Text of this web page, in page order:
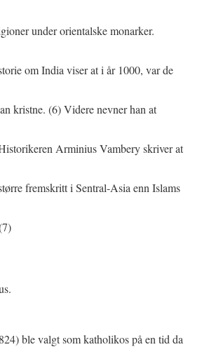
under orientalske monarker.
om India viser at i år 1000, var de
kristne. (6) Videre nevner han at
Arminius Vambery skriver at
fremskritt i Sentral-Asia enn Islams
ble valgt som katholikos på en tid da